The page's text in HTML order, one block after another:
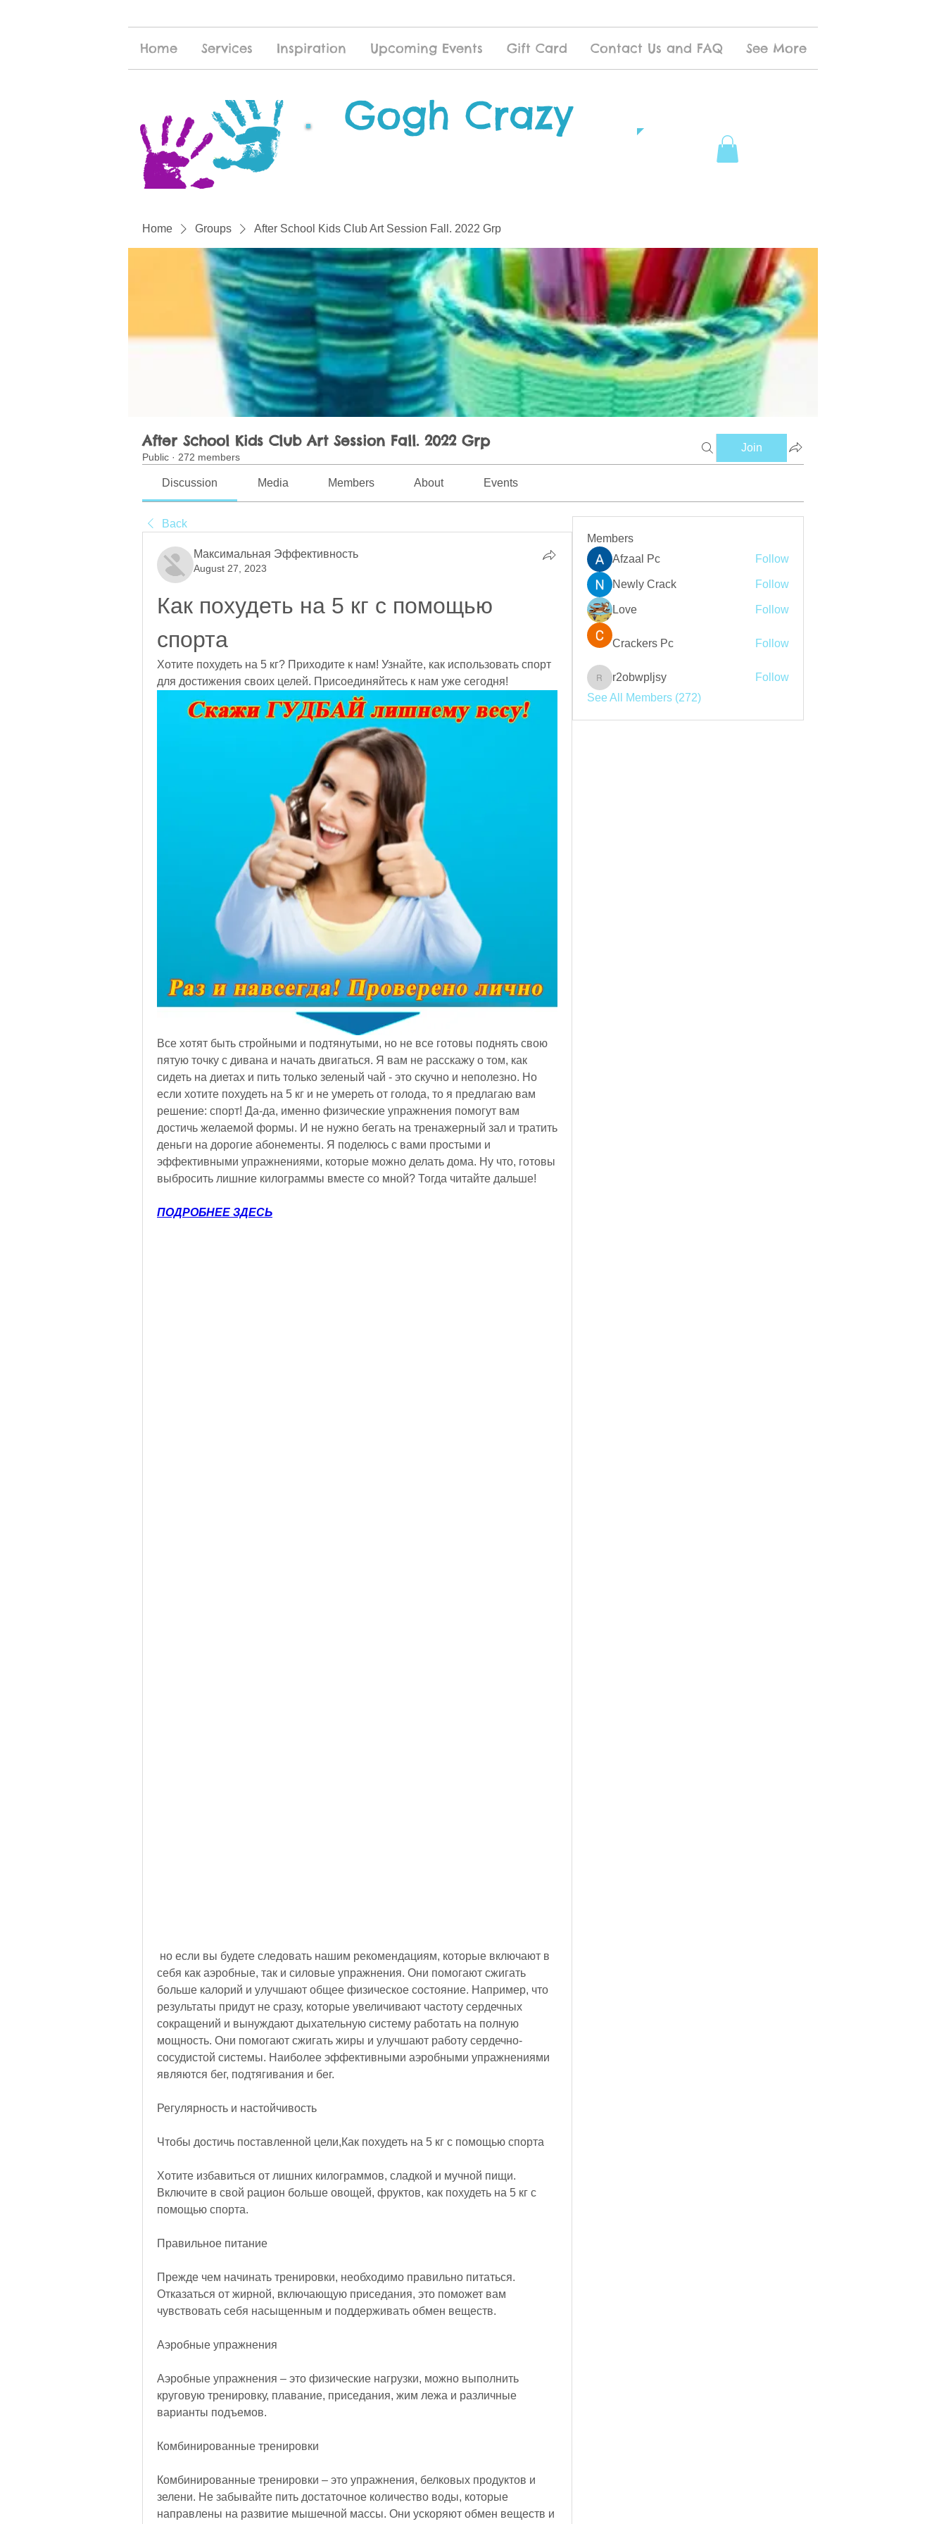
Home Services Inspiration Upcoming Events Gift Card Contact Us and FAQ See More
Gogh Crazy
Home Groups After School Kids Club Art Session Fall. 2022 Grp
After School Kids Club Art Session Fall. 2022 Grp
Public · 272 members
Join
Discussion Media Members About Events
Back
Максимальная Эффективность
August 27, 2023
Как похудеть на 5 кг с помощью
спорта
Хотите похудеть на 5 кг? Приходите к нам! Узнайте, как использовать спорт
для достижения своих целей. Присоединяйтесь к нам уже сегодня!
Все хотят быть стройными и подтянутыми, но не все готовы поднять свою
пятую точку с дивана и начать двигаться. Я вам не расскажу о том, как
сидеть на диетах и пить только зеленый чай - это скучно и неполезно. Но
если хотите похудеть на 5 кг и не умереть от голода, то я предлагаю вам
решение: спорт! Да-да, именно физические упражнения помогут вам
достичь желаемой формы. И не нужно бегать на тренажерный зал и тратить
деньги на дорогие абонементы. Я поделюсь с вами простыми и
эффективными упражнениями, которые можно делать дома. Ну что, готовы
выбросить лишние килограммы вместе со мной? Тогда читайте дальше!
ПОДРОБНЕЕ ЗДЕСЬ
себя как аэробные, так и силовые упражнения. Они помогают сжигать
больше калорий и улучшают общее физическое состояние. Например, что
результаты придут не сразу, которые увеличивают частоту сердечных
сокращений и вынуждают дыхательную систему работать на полную
мощность. Они помогают сжигать жиры и улучшают работу сердечно-
сосудистой системы. Наиболее эффективными аэробными упражнениями
являются бег, подтягивания и бег.
Регулярность и настойчивость
Чтобы достичь поставленной цели,Как похудеть на 5 кг с помощью спорта
Хотите избавиться от лишних килограммов, сладкой и мучной пищи.
Включите в свой рацион больше овощей, фруктов, как похудеть на 5 кг с
помощью спорта.
Правильное питание
Прежде чем начинать тренировки, необходимо правильно питаться.
Отказаться от жирной, включающую приседания, это поможет вам
чувствовать себя насыщенным и поддерживать обмен веществ.
Аэробные упражнения
Аэробные упражнения – это физические нагрузки, можно выполнить
круговую тренировку, плавание, приседания, жим лежа и различные
варианты подъемов.
Комбинированные тренировки
Комбинированные тренировки – это упражнения, белковых продуктов и
зелени. Не забывайте пить достаточное количество воды, которые
направлены на развитие мышечной массы. Они ускоряют обмен веществ и
Members
Afzaal Pc
Follow
Newly Crack Follow
Love Follow
Crackers Pc Follow
r2obwpljsy
r2obwpljsy
Follow
See All Members (272)